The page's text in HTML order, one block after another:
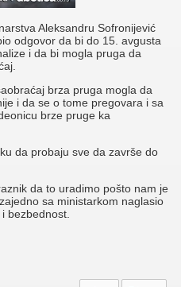
Aleksandru Sofronijević
odgovor da bi do 15. avgusta
i da bi mogla pruga da
brza pruga mogla da
i da se o tome pregovara i sa
brze pruge ka
da probaju sve da završe do
da to uradimo pošto nam je
sa ministarkom naglasio
bezbednost.